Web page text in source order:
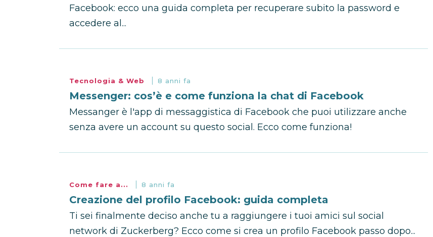
Facebook: ecco una guida completa per recuperare subito la password e
accedere al...
Tecnologia & Web 8 anni fa
Messenger: cos’è e come funziona la chat di Facebook
Messanger è l'app di messaggistica di Facebook che puoi utilizzare anche
senza avere un account su questo social. Ecco come funziona!
Come fare a... 8 anni fa
Creazione del profilo Facebook: guida completa
Ti sei finalmente deciso anche tu a raggiungere i tuoi amici sul social
network di Zuckerberg? Ecco come si crea un profilo Facebook passo dopo...